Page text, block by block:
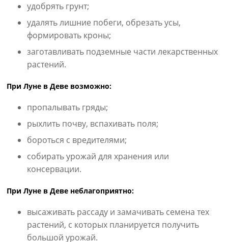
удобрять грунт;
удалять лишние побеги, обрезать усы,
формировать кроны;
заготавливать подземные части лекарственных
растений.
При Луне в Деве возможно:
пропалывать гряды;
рыхлить почву, вспахивать поля;
бороться с вредителями;
собирать урожай для хранения или
консервации.
При Луне в Деве неблагоприятно:
высаживать рассаду и замачивать семена тех
растений, с которых планируется получить
большой урожай.